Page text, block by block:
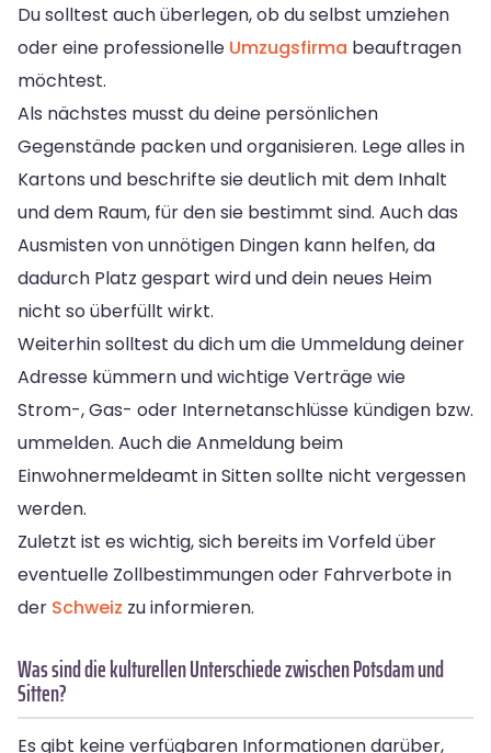
Du solltest auch überlegen, ob du selbst umziehen
oder eine professionelle Umzugsfirma beauftragen
möchtest.
Als nächstes musst du deine persönlichen
Gegenstände packen und organisieren. Lege alles in
Kartons und beschrifte sie deutlich mit dem Inhalt
und dem Raum, für den sie bestimmt sind. Auch das
Ausmisten von unnötigen Dingen kann helfen, da
dadurch Platz gespart wird und dein neues Heim
nicht so überfüllt wirkt.
Weiterhin solltest du dich um die Ummeldung deiner
Adresse kümmern und wichtige Verträge wie
Strom-, Gas- oder Internetanschlüsse kündigen bzw.
ummelden. Auch die Anmeldung beim
Einwohnermeldeamt in Sitten sollte nicht vergessen
werden.
Zuletzt ist es wichtig, sich bereits im Vorfeld über
eventuelle Zollbestimmungen oder Fahrverbote in
der Schweiz zu informieren.
Was sind die kulturellen Unterschiede zwischen Potsdam und
Sitten?
Es gibt keine verfügbaren Informationen darüber,